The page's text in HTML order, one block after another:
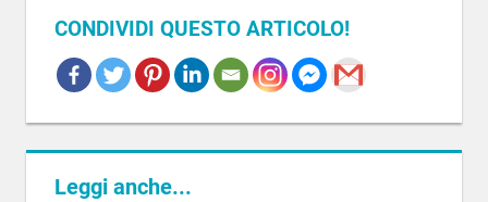
CONDIVIDI QUESTO ARTICOLO!
INAUGURAZIONE
Leggi anche...